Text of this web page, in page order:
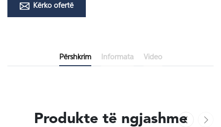
Kërko ofertë
Përshkrim Informata Video
Produkte të ngjashme